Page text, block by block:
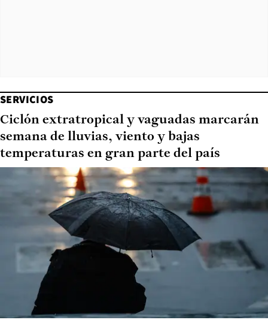
SERVICIOS
Ciclón extratropical y vaguadas marcarán
semana de lluvias, viento y bajas
temperaturas en gran parte del país